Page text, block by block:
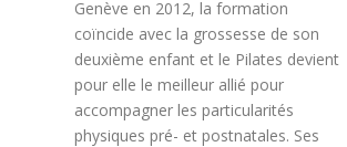
Genève en 2012, la formation
coïncide avec la grossesse de son
deuxième enfant et le Pilates devient
pour elle le meilleur allié pour
accompagner les particularités
physiques pré- et postnatales. Ses